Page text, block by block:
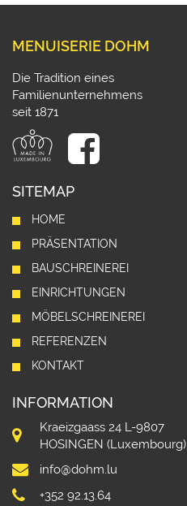
MENUISERIE DOHM
Die Tradition eines
Familienunternehmens
seit 1871
SITEMAP
HOME
PRÄSENTATION
BAUSCHREINEREI
EINRICHTUNGEN
MÖBELSCHREINEREI
REFERENZEN
KONTAKT
INFORMATION
Kraeizgaass 24 L-9807
HOSINGEN (Luxembourg)
info@dohm.lu
+352 92.13.64